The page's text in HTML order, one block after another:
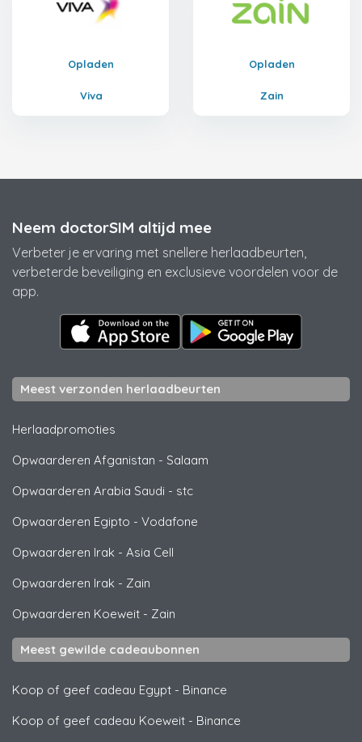
Opladen
Viva
Opladen
Zain
Neem doctorSIM altijd mee
Verbeter je ervaring met snellere herlaadbeurten,
verbeterde beveiliging en exclusieve voordelen voor de
app.
Meest verzonden herlaadbeurten
Herlaadpromoties
Opwaarderen Afganistan - Salaam
Opwaarderen Arabia Saudi - stc
Opwaarderen Egipto - Vodafone
Opwaarderen Irak - Asia Cell
Opwaarderen Irak - Zain
Opwaarderen Koeweit - Zain
Meest gewilde cadeaubonnen
Koop of geef cadeau Egypt - Binance
Koop of geef cadeau Koeweit - Binance